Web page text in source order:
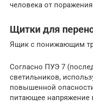
человека от
Щитки для
Ящик с понижающим
Согласно ПУЭ 7
светильников,
повышенной
питающее напряжение